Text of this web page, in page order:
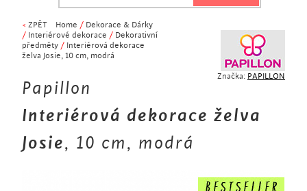
Značka: PAPILLON
< ZPĚT Home / Dekorace & Dárky
/ Interiérové dekorace / Dekorativní
předměty / Interiérová dekorace
želva Josie, 10 cm, modrá
Papillon
Interiérová dekorace želva
Josie, 10 cm, modrá